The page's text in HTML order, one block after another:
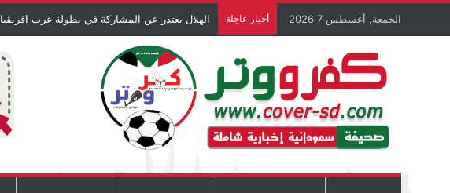
الجمعة, أغسطس 7 2026 أخبار عاجلة الهلال يعتذر عن المشاركة في بطولة غرب افريقيا